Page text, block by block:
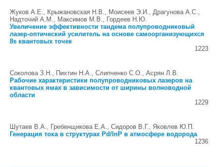
Жуков А.Е., Крыжановская Н.В., Моисеев Э.И., Драгунова А.С.,
Надточий А.М., Максимов М.В., Гордеев Н.Ю.
Увеличение эффективности тандема полупроводниковый
лазер-оптический усилитель на основе самоорганизующихся
8s квантовых точек
1223
Соколова З.Н., Пихтин Н.А., Слипченко С.О., Асрян Л.В.
Рабочие характеристики полупроводниковых лазеров на
квантовых ямах в зависимости от ширины волноводной
области
1229
Шутаев В.А., Гребенщикова Е.А., Сидоров В.Г., Яковлев Ю.П.
Генерация тока в структурах Pd/InP в атмосфере водорода
1236